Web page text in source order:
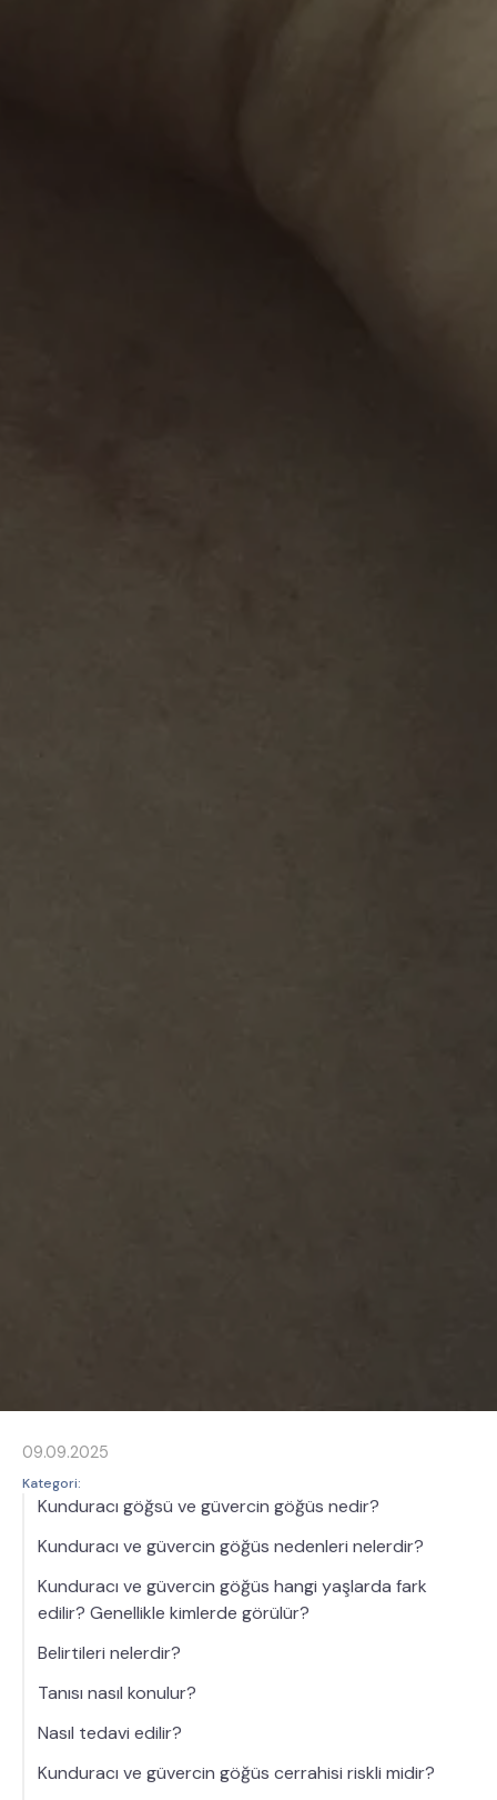
09.09.2025
Kategori:
Kunduracı göğsü ve güvercin göğüs nedir?
Kunduracı ve güvercin göğüs nedenleri nelerdir?
Kunduracı ve güvercin göğüs hangi yaşlarda fark
edilir? Genellikle kimlerde görülür?
Belirtileri nelerdir?
Tanısı nasıl konulur?
Nasıl tedavi edilir?
Kunduracı ve güvercin göğüs cerrahisi riskli midir?